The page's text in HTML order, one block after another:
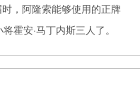
，阿隆索能够使用的正牌
霍安·马丁内斯三人了。